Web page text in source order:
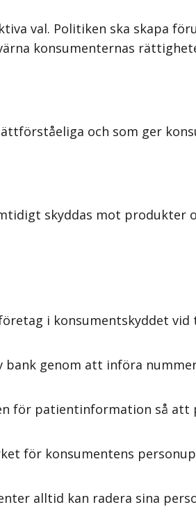
val. Politiken ska skapa
konsumenternas
och som ger
skyddas mot
i konsumentskyddet
bank genom att införa
för patientinformation så
för konsumentens
alltid kan radera sina